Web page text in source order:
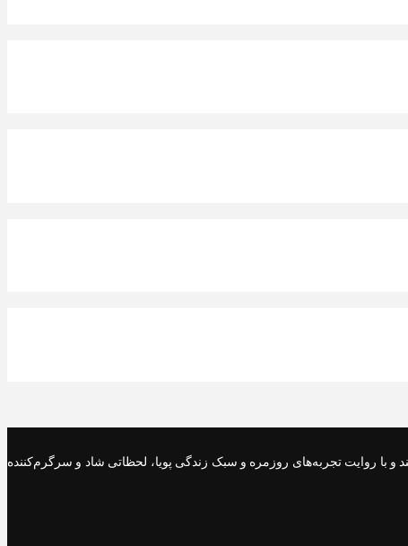
و با روایت تجربه‌های روزمره و سبک زندگی پویا، لحظاتی شاد و سرگرم‌کننده